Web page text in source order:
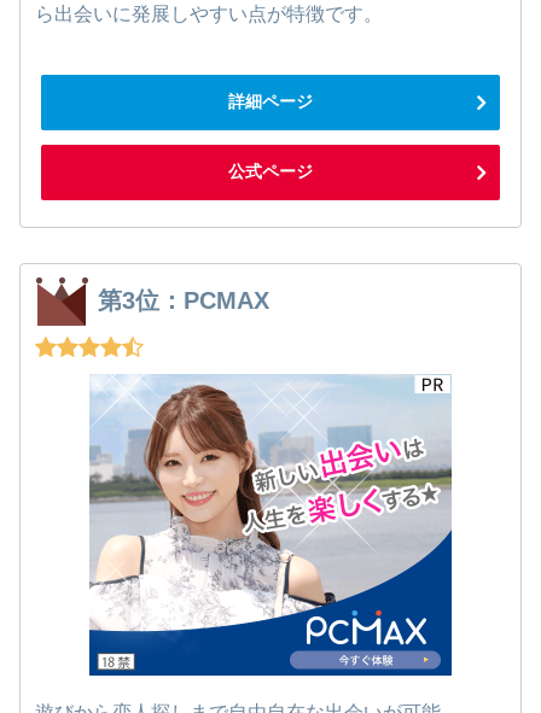
ら出会いに発展しやすい点が特徴です。
詳細ページ
公式ページ
第3位：PCMAX